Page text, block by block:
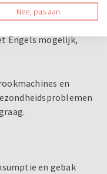
voorkeur en starttijd
Engels mogelijk,
en
en gebak
Nee, pas aan